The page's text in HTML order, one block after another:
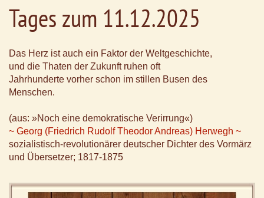
Tages zum 11.12.2025
Das Herz ist auch ein Faktor der Weltgeschichte,
und die Thaten der Zukunft ruhen oft
Jahrhunderte vorher schon im stillen Busen des
Menschen.
(aus: »Noch eine demokratische Verirrung«)
~ Georg (Friedrich Rudolf Theodor Andreas) Herwegh ~
sozialistisch-revolutionärer deutscher Dichter des Vormärz
und Übersetzer; 1817-1875